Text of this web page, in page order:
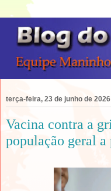
terça-feira, 23 de junho de 2026
Vacina contra a
população geral